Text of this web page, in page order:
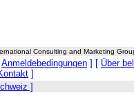
Consulting and Marketing
Anmeldebedingungen ] [ Über
]
]